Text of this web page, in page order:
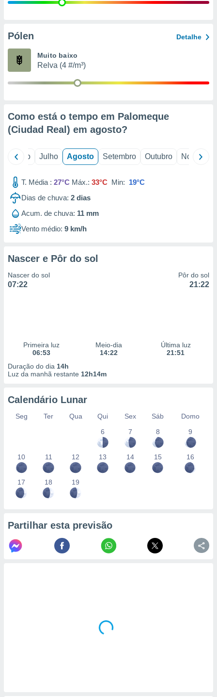
e
de
Pólen Detalhe
Muito baixo
Relva (4 #/m³)
Como está o tempo em Palomeque
(Ciudad Real) em agosto?
Junho Julho Agosto Setembro Outubro Novembro
T. Média : 27°C Máx.: 33°C Min: 19°C
Dias de chuva: 2 dias
Acum. de chuva: 11 mm
Vento médio: 9 km/h
Nascer e Pôr do sol
Nascer do sol
07:22
Pôr do sol
21:22
Primeira luz
06:53
Meio-dia
14:22
Última luz
21:51
Duração do dia 14h
Luz da manhã restante 12h14m
Calendário Lunar
Seg Ter Qua Qui Sex Sáb
Domo
6
7 8 9
10 11 12 13 14 15 16
17 18 19
Partilhar esta previsão